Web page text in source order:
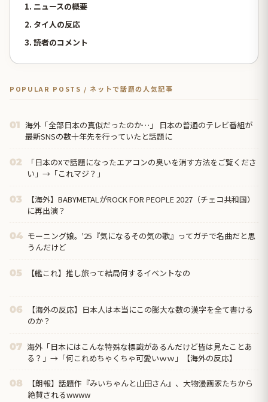
1. ニュースの概要
2. タイ人の反応
3. 読者のコメント
POPULAR POSTS / ネットで話題の人気記事
01 海外「全部日本の真似だったのか…」 日本の普通のテレビ番組が
最新SNSの数十年先を行っていたと話題に
02
「日本のXで話題になったエアコンの臭いを消す方法をご覧くださ
い」→「これマジ？」
03
【海外】BABYMETALがROCK FOR PEOPLE 2027（チェコ共和国）
に再出演？
04 モーニング娘。'25『気になるその気の歌』ってガチで名曲だと思
うんだけど
05 【艦これ】推し旅って結局何するイベントなの
06
【海外の反応】日本人は本当にこの膨大な数の漢字を全て書ける
のか？
07 海外「日本にはこんな特殊な標識があるんだけど皆は見たことあ
る？」→「何これめちゃくちゃ可愛いｗｗ」【海外の反応】
08
【朗報】話題作『みいちゃんと山田さん』、大物漫画家たちから
絶賛されるwwww